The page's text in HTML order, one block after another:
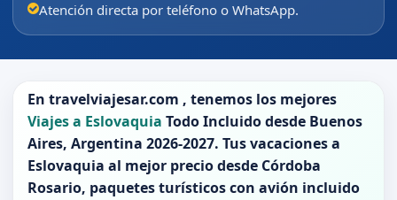
Atención directa por teléfono o WhatsApp.
En travelviajesar.com , tenemos los mejores
Viajes a Eslovaquia Todo Incluido desde Buenos
Aires, Argentina 2026-2027. Tus vacaciones a
Eslovaquia al mejor precio desde Córdoba
Rosario, paquetes turísticos con avión incluido